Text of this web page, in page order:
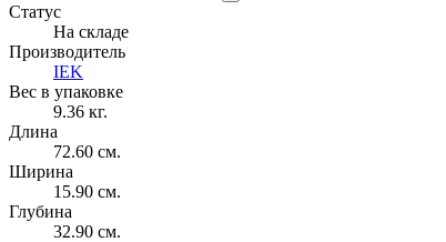
Статус
На складе
Производитель
IEK
Вес в упаковке
9.36 кг.
Длина
72.60 см.
Ширина
15.90 см.
Глубина
32.90 см.